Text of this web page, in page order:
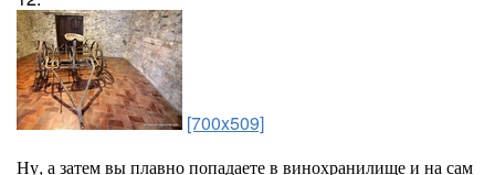
[700x509]
Ну, а затем вы плавно попадаете в винохранилище и на сам